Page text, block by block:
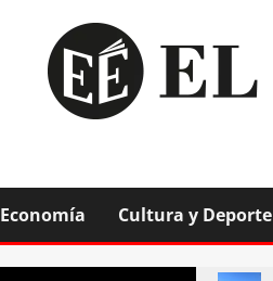
Economía Cultura y Deporte